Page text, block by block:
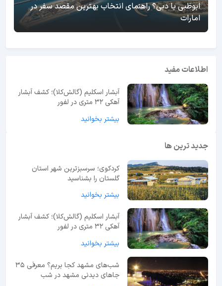
ابوظبی یا دبی؟ راهنمای انتخاب بهترین مقصد سفر در
امارات
اطلاعات مفید
آبشار اسکلیم (گالش‌کلا)؛ کشف آبشار
آهکی ۳۲ متری در لفور
بیشتر بخوانید
جدید ترین ها
کردکوی؛ سرسبزترین شهر استان
گلستان را بشناسید
بیشتر بخوانید
آبشار اسکلیم (گالش‌کلا)؛ کشف آبشار
آهکی ۳۲ متری در لفور
بیشتر بخوانید
شب‌های مشهد کجا بریم؟ معرفی 35
جاهای دیدنی مشهد در شب